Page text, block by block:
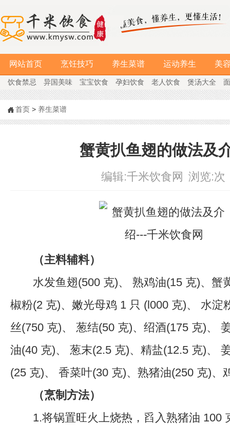
网站首页 烹饪技巧 养生菜谱 运动养生 美
饮食禁忌 异国美味 宝宝饮食 孕妇饮食 老人饮食 煲汤大全
首页 > 养生菜谱
蟹黄扒鱼翅的做法及
编辑:千米饮食网 浏览:次
（主料辅料）
水发鱼翅(500 克)、 熟鸡油(15 克)、蟹
椒粉(2 克)、嫩光母鸡 1 只 (l000 克)、 水淀
丝(750 克)、 葱结(50 克)、绍酒(175 克)、
油(40 克)、 葱末(2.5 克)、精盐(12.5 克)、
(25 克)、 香菜叶(30 克)、熟猪油(250 克)、
（烹制方法）
1.将锅置旺火上烧热，舀入熟猪油 100